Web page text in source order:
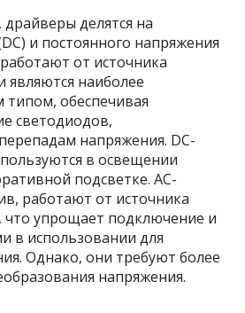
делятся на
и постоянного напряжения
от источника
являются наиболее
обеспечивая
светодиодов,
напряжения. DC-
в освещении
подсветке. AC-
работают от источника
что упрощает подключение и
в использовании для
Однако, они требуют более
напряжения.